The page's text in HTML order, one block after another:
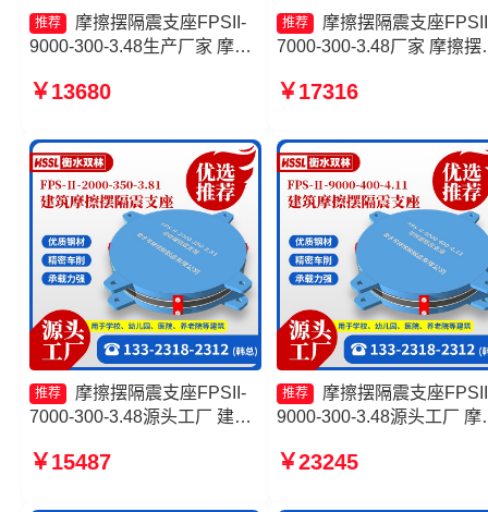
推荐
摩擦摆隔震支座FPSII-
9000-300-3.48生产厂家 摩擦
隔震支座 摩擦复摆隔震支座厂
￥13680
推荐
摩擦摆隔震支座
7000-300-3.48厂家 摩擦摆
擦摆隔震支座 摩擦摆隔震
厂
￥17316
推荐
摩擦摆隔震支座FPSII-
7000-300-3.48源头工厂 建筑
擦摆隔震支座FPSII-9000-
￥15487
推荐
摩擦摆隔震支座
9000-300-3.48源头工厂 摩
3.48生产厂家 建筑摩擦摆
￥23245